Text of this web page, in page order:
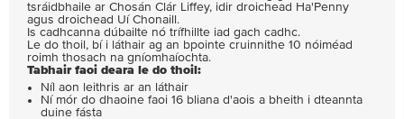
tsráidbhaile ar Chosán Clár Liffey, idir droichead Ha'Penny
agus droichead Uí Chonaill.
Is cadhcanna dúbailte nó trífhillte iad gach cadhc.
Le do thoil, bí i láthair ag an bpointe cruinnithe 10 nóiméad
roimh thosach na gníomhaíochta.
Tabhair faoi deara le do thoil:
Níl aon leithris ar an láthair
Ní mór do dhaoine faoi 16 bliana d'aois a bheith i dteannta
duine fásta